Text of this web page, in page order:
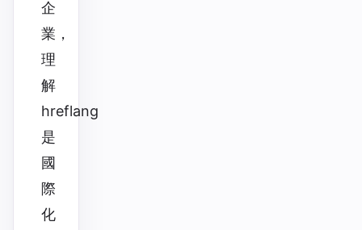
企
業，
理
解
hreflang
是
國
際
化